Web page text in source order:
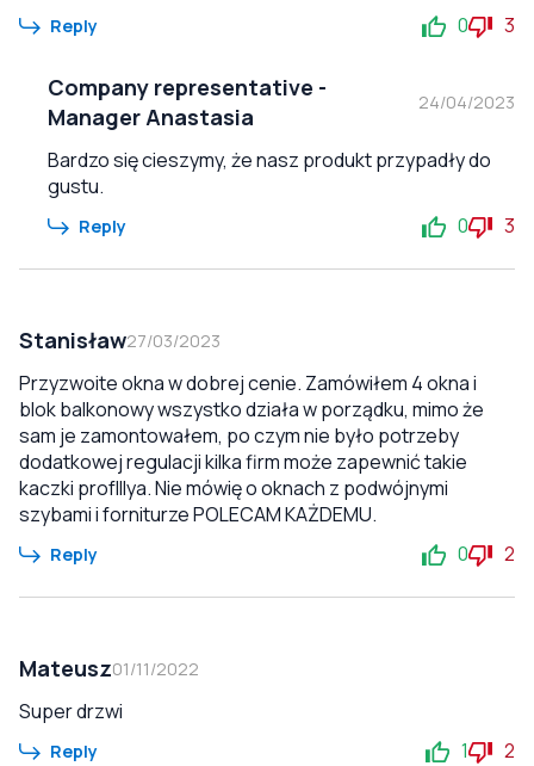
Reply 0 3
Company representative -
Manager Anastasia
24/04/2023
Bardzo się cieszymy, że nasz produkt przypadły do
gustu.
Reply 0 3
Stanisław27/03/2023
Przyzwoite okna w dobrej cenie. Zamówiłem 4 okna i
blok balkonowy wszystko działa w porządku, mimo że
sam je zamontowałem, po czym nie było potrzeby
dodatkowej regulacji kilka firm może zapewnić takie
kaczki profIllya. Nie mówię o oknach z podwójnymi
szybami i forniturze POLECAM KAŻDEMU.
Reply 0 2
Mateusz01/11/2022
Super drzwi
Reply 1 2